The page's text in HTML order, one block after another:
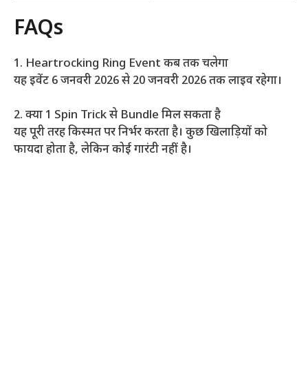
FAQs
1. Heartrocking Ring Event कब तक चलेगा
यह इवेंट 6 जनवरी 2026 से 20 जनवरी 2026 तक लाइव रहेगा।
2. क्या 1 Spin Trick से Bundle मिल सकता है
यह पूरी तरह किस्मत पर निर्भर करता है। कुछ खिलाड़ियों को
फायदा होता है, लेकिन कोई गारंटी नहीं है।